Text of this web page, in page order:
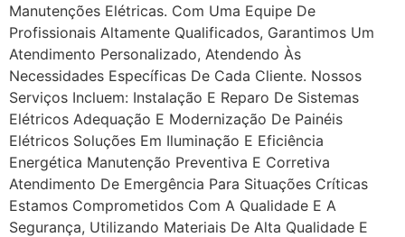
Manutenções Elétricas. Com Uma Equipe De
Profissionais Altamente Qualificados, Garantimos Um
Atendimento Personalizado, Atendendo Às
Necessidades Específicas De Cada Cliente. Nossos
Serviços Incluem: Instalação E Reparo De Sistemas
Elétricos Adequação E Modernização De Painéis
Elétricos Soluções Em Iluminação E Eficiência
Energética Manutenção Preventiva E Corretiva
Atendimento De Emergência Para Situações Críticas
Estamos Comprometidos Com A Qualidade E A
Segurança, Utilizando Materiais De Alta Qualidade E